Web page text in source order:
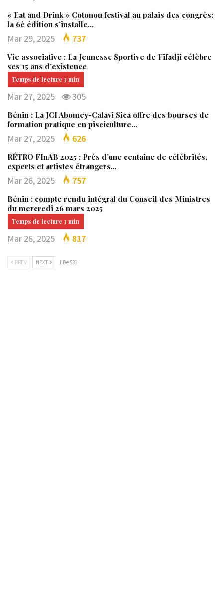
« Eat and Drink » Cotonou festival au palais des congrès:
la 6è édition s’installe…
Mar 29, 2025 737
Vie associative : La Jeunesse Sportive de Fifadji célèbre
ses 15 ans d’existence
Mar 27, 2025 305
Bénin : La JCI Abomey-Calavi Sica offre des bourses de
formation pratique en pisciculture…
Mar 27, 2025 626
RÉTRO FInAB 2025 : Près d’une centaine de célébrités,
experts et artistes étrangers…
Mar 26, 2025 757
Bénin : compte rendu intégral du Conseil des Ministres
du mercredi 26 mars 2025
Mar 26, 2025 817
PREV NEXT 1 De 533